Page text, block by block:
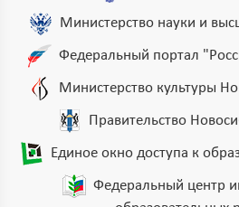
Министерство науки и
Федеральный портал
Министерство культуры
Правительство
Единое окно доступа к
Федеральный центр